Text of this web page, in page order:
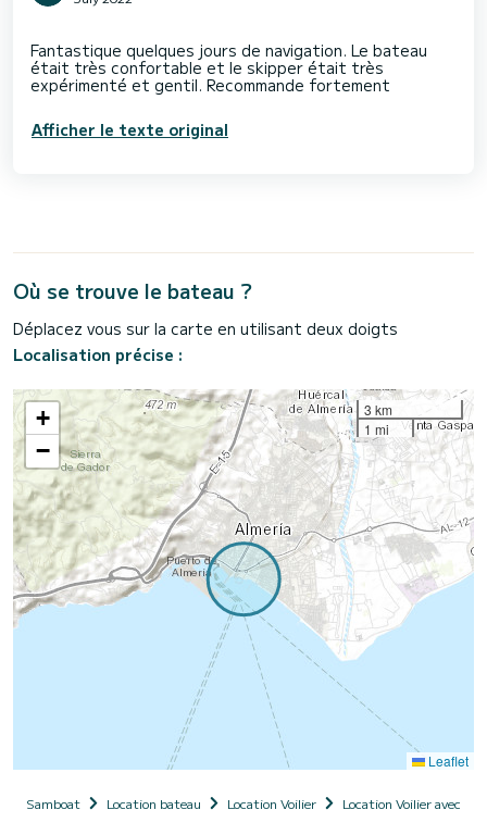
Fantastique quelques jours de navigation. Le bateau
était très confortable et le skipper était très
Afficher le texte original
Où se trouve le bateau ?
Déplacez vous sur la carte en utilisant deux doigts
Localisation précise :
+
−
3 km
1 mi
Leaflet
Samboat Location bateau Location Voilier Location Voilier avec